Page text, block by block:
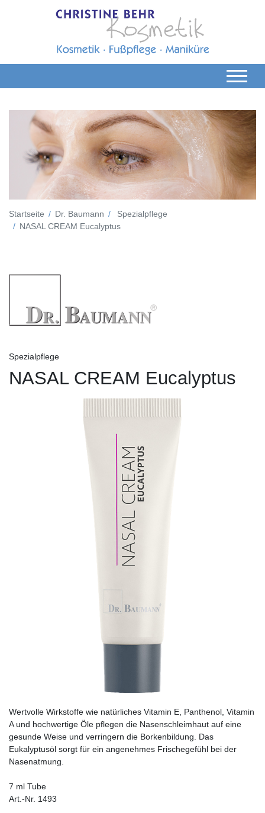
Startseite Dr. Baumann
Spezialpflege
NASAL CREAM Eucalyptus
Spezialpflege
NASAL CREAM Eucalyptus
Wertvolle Wirkstoffe wie natürliches Vitamin E, Panthenol, Vitamin
A und hochwertige Öle pflegen die Nasenschleimhaut auf eine
gesunde Weise und verringern die Borkenbildung. Das
Eukalyptusöl sorgt für ein angenehmes Frischegefühl bei der
Nasenatmung.
7 ml Tube
Art.-Nr. 1493